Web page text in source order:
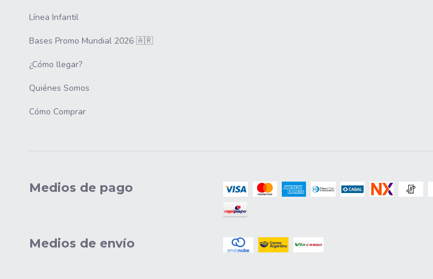
Línea Infantil
Bases Promo Mundial 2026 🇦🇷
¿Cómo llegar?
Quiénes Somos
Cómo Comprar
Medios de pago
Medios de envío